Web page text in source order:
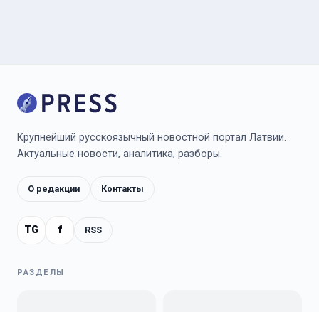
Крупнейший русскоязычный новостной портал Латвии.
Актуальные новости, аналитика, разборы.
О редакции Контакты
TG f RSS
РАЗДЕЛЫ